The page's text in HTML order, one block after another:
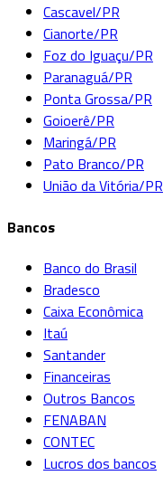
Cascavel/PR
Cianorte/PR
Foz do Iguaçu/PR
Paranaguá/PR
Ponta Grossa/PR
Goioerê/PR
Maringá/PR
Pato Branco/PR
União da Vitória/PR
Bancos
Banco do Brasil
Bradesco
Caixa Econômica
Itaú
Santander
Financeiras
Outros Bancos
FENABAN
CONTEC
Lucros dos bancos